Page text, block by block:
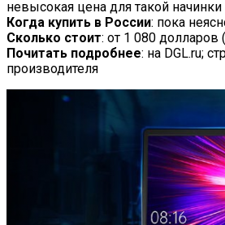
невысокая цена для такой начинки
Когда купить в России: пока
Сколько стоит: от 1 080 долларов
Почитать подробнее: на DGL.ru;
производителя